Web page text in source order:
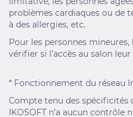
problèmes cardiaques ou de
à des allergies, etc.
Pour les personnes
vérifier si l’accès au salon
* Fonctionnement du réseau
Compte tenu des spécificités
IKOSOFT n’a aucun contrôle